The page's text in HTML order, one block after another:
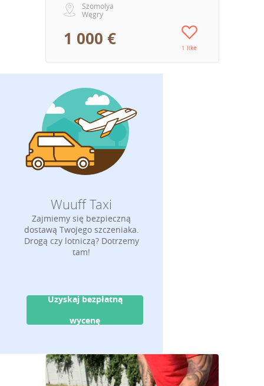
Szomolya
Węgry
1 000 € 1 like
Wuuff Taxi
Zajmiemy się bezpieczną
dostawą Twojego szczeniaka.
Drogą czy lotniczą? Dotrzemy
tam!
Uzyskaj bezpłatną
wycenę